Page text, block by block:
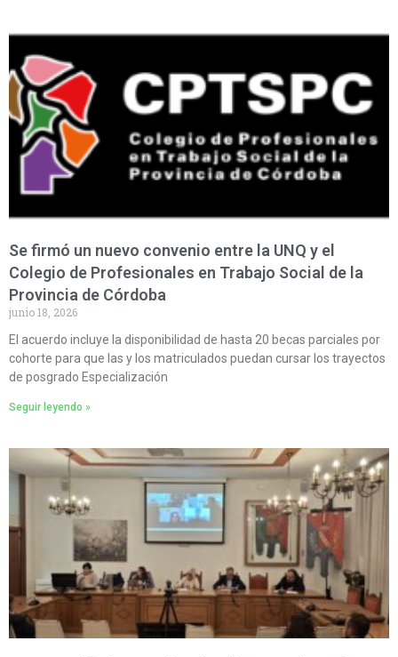
Se firmó un nuevo convenio entre la UNQ y el
Colegio de Profesionales en Trabajo Social de la
Provincia de Córdoba
junio 18, 2026
El acuerdo incluye la disponibilidad de hasta 20 becas parciales por
cohorte para que las y los matriculados puedan cursar los trayectos
de posgrado Especialización
Seguir leyendo »